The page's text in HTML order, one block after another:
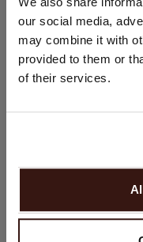
our social media,
may combine it with
provided to them or
of their services.
DIT VINDT
land wijzigen?
Verenigde